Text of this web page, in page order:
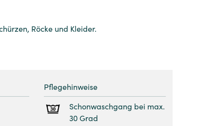
Röcke und Kleider.
Pflegehinweise
Schonwaschgang bei max.
30 Grad